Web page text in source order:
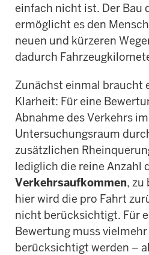
einfach nicht ist. Der Bau
ermöglicht es den
neuen und kürzeren
dadurch
Zunächst einmal braucht
Klarheit: Für eine
Abnahme des Verkehrs im
Untersuchungsraum
zusätzlichen
lediglich die reine Anzahl
Verkehrsaufkommen, zu
hier wird die pro Fahrt
nicht berücksichtigt. Für
Bewertung muss vielmehr
berücksichtigt werden –